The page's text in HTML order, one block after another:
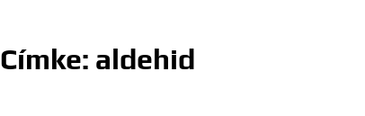
Címke: aldehid